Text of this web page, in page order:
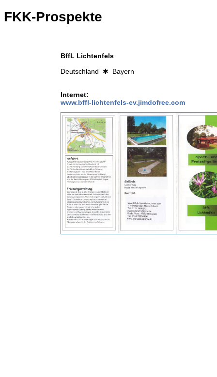
FKK-Prospekte
BffL Lichtenfels
Deutschland ✱ Bayern
Internet:
www.bffl-lichtenfels-ev.jimdofree.com